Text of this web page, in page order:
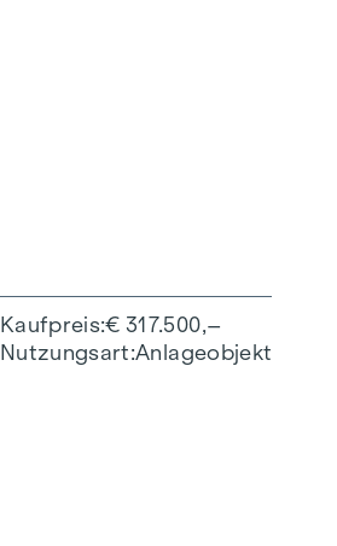
Kaufpreis € 317.500,–
Nutzungsart Anlageobjekt